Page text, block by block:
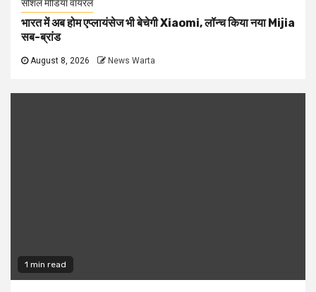
सोशल मीडिया वायरल
भारत में अब होम एप्लायंसेज भी बेचेगी Xiaomi, लॉन्च किया नया Mijia
सब-ब्रांड
August 8, 2026 News Warta
1 min read